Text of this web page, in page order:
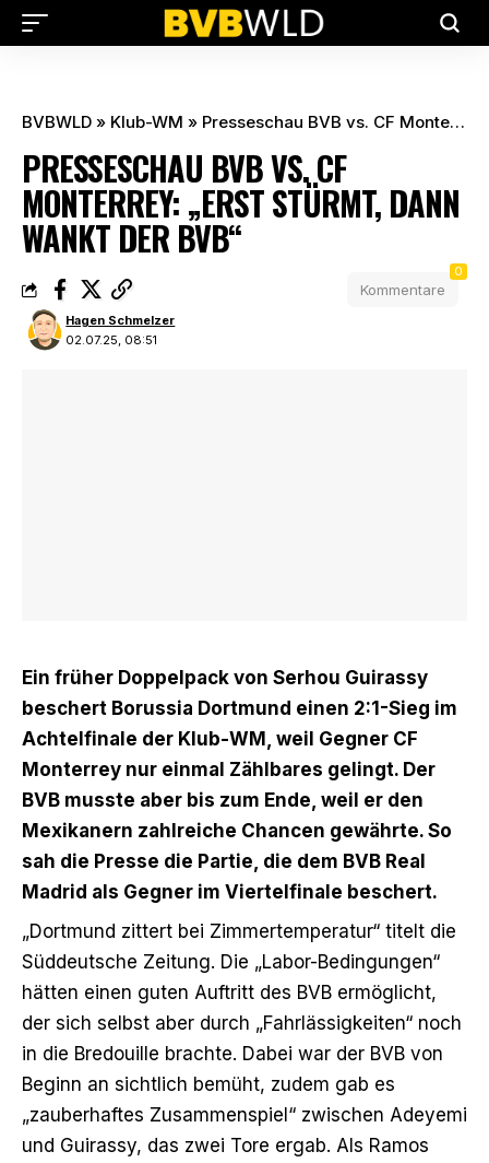
BVBWLD » Klub-WM » Presseschau BVB vs. CF Monterrey: „Erst stürmt, dann wankt der BVB“
PRESSESCHAU BVB VS. CF
MONTERREY: „ERST STÜRMT, DANN
WANKT DER BVB“
02.07.25, 08:51
Hagen Schmelzer
Kommentare
0
Ein früher Doppelpack von Serhou Guirassy
beschert Borussia Dortmund einen 2:1-Sieg im
Achtelfinale der Klub-WM, weil Gegner CF
Monterrey nur einmal Zählbares gelingt. Der
BVB musste aber bis zum Ende, weil er den
Mexikanern zahlreiche Chancen gewährte. So
sah die Presse die Partie, die dem BVB Real
Madrid als Gegner im Viertelfinale beschert.
„Dortmund zittert bei Zimmertemperatur“ titelt die
Süddeutsche Zeitung. Die „Labor-Bedingungen“
hätten einen guten Auftritt des BVB ermöglicht,
der sich selbst aber durch „Fahrlässigkeiten“ noch
in die Bredouille brachte. Dabei war der BVB von
Beginn an sichtlich bemüht, zudem gab es
„zauberhaftes Zusammenspiel“ zwischen Adeyemi
und Guirassy, das zwei Tore ergab. Als Ramos